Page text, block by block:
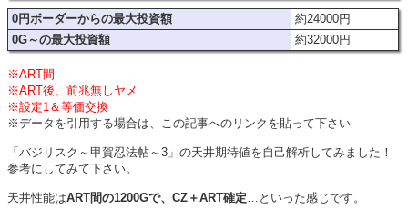
0円ボーダーからの最大投資額
約24000円
0G～の最大投資額
約32000円
※ART間
※ART後、前兆無しヤメ
※設定1＆等価交換
※データを引用する場合は、この記事へのリンクを貼って下さい
「バジリスク～甲賀忍法帖～3」の天井期待値を自己解析してみました！
参考にしてみて下さい。
天井性能はART間の1200Gで、CZ＋ART確定…といった感じです。